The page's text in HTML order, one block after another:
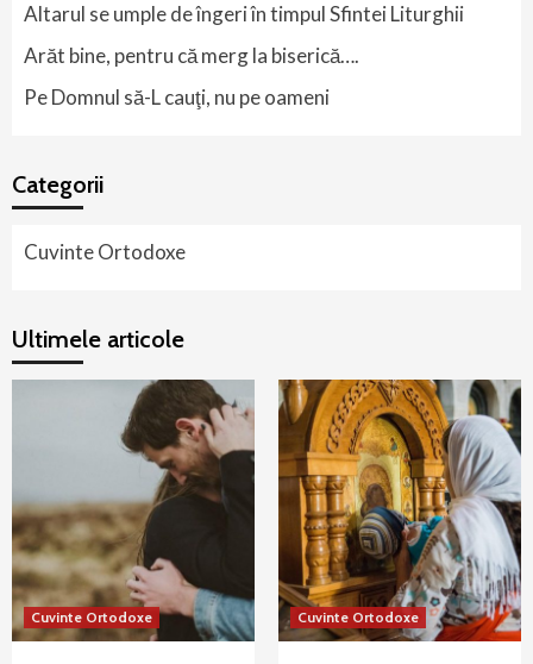
Altarul se umple de îngeri în timpul Sfintei Liturghii
Arăt bine, pentru că merg la biserică….
Pe Domnul să-L cauţi, nu pe oameni
Categorii
Cuvinte Ortodoxe
Ultimele articole
Cuvinte Ortodoxe Cuvinte Ortodoxe